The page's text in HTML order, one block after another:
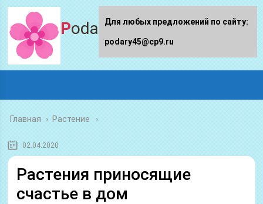
Podary45.ru
Главная › Растение
02.04.2020
Растения приносящие
счастье в дом
Для любых предложений по сайту:
podary45@cp9.ru